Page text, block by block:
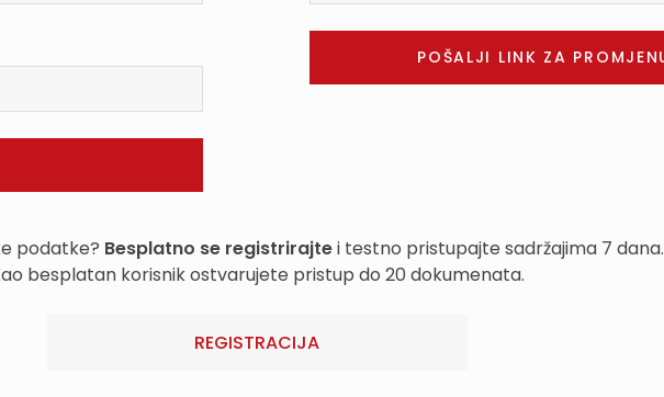
podatke? Besplatno se registrirajtei testno pristupajte sadržajima 7 dana.
besplatan korisnik ostvarujete pristup do 20 dokumenata.
REGISTRACIJA